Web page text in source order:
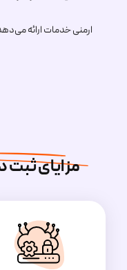
ارمنی خدمات ارائه
مزایای